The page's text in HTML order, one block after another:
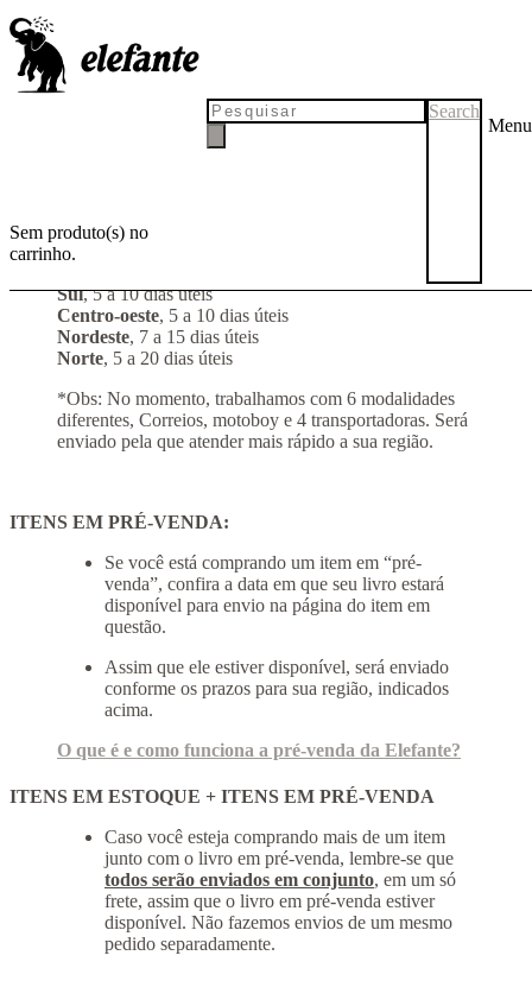
Sem produto(s) no
carrinho.
Search
Menu
Confira o prazo de entrega
para sua região
São Paulo (capital)
Sul, 5 a 10 dias úteis
Centro-oeste, 5 a 10 dias úteis
Nordeste, 7 a 15 dias úteis
Norte, 5 a 20 dias úteis
*Obs: No momento, trabalhamos com 6 modalidades
diferentes, Correios, motoboy e 4 transportadoras. Será
enviado pela que atender mais rápido a sua região.
ITENS EM PRÉ-VENDA:
​Se você está comprando um item em “pré-
venda”, confira a data em que seu livro estará
disponível para envio na página do item em
questão.
Assim que ele estiver disponível, será enviado
conforme os prazos para sua região, indicados
acima.
O que é e como funciona a pré-venda da Elefante?
ITENS EM ESTOQUE + ITENS EM PRÉ-VENDA
​Caso você esteja comprando mais de um item
junto com o livro em pré-venda, lembre-se que
todos serão enviados em conjunto, em um só
frete, assim que o livro em pré-venda estiver
disponível. Não fazemos envios de um mesmo
pedido separadamente.